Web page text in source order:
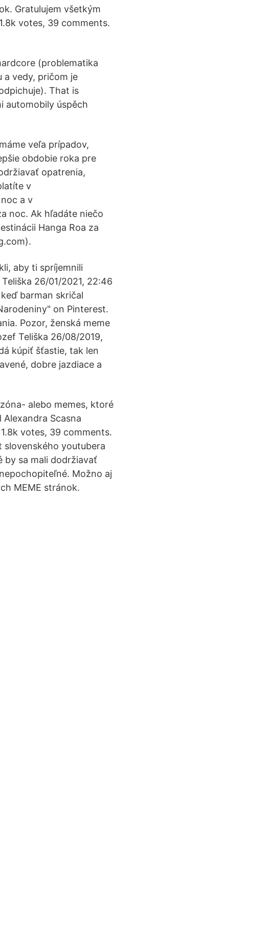
Gratulujem všetkým
votes, 39 comments.
(problematika
a vedy, pričom je
That is
automobily úspěch
veľa prípadov,
obdobie roka pre
opatrenia,
v
a v
noc. Ak hľadáte niečo
Hanga Roa za
aby ti spríjemnili
26/01/2021, 22:46
barman skričal
on Pinterest.
Pozor, ženská meme
Teliška 26/08/2019,
kúpiť šťastie, tak len
dobre jazdiace a
alebo memes, ktoré
Scasna
votes, 39 comments.
slovenského youtubera
by sa mali dodržiavať
Možno aj
MEME stránok.